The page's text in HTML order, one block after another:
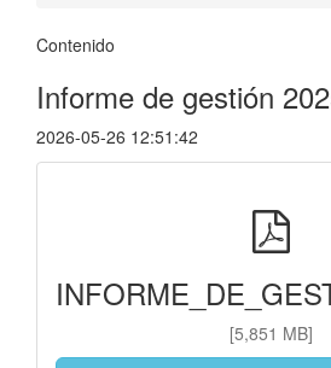
Contenido
Informe de gestión
2026-05-26 12:51:42
[5,851 MB]